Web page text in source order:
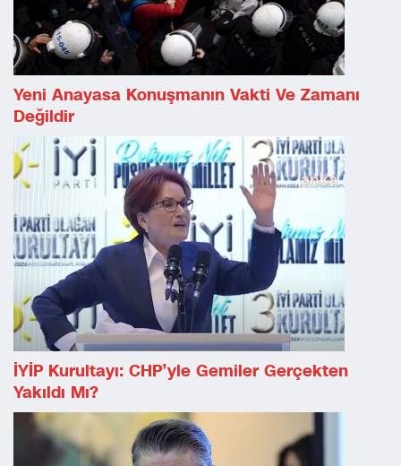
Yeni Anayasa Konuşmanın Vakti Ve Zamanı
Değildir
İYİP Kurultayı: CHP’yle Gemiler Gerçekten
Yakıldı Mı?